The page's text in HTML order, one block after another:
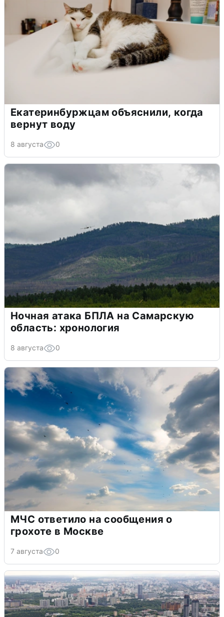
Екатеринбуржцам объяснили, когда
вернут воду
8 августа 0
Ночная атака БПЛА на Самарскую
область: хронология
8 августа 0
МЧС ответило на сообщения о
грохоте в Москве
7 августа 0